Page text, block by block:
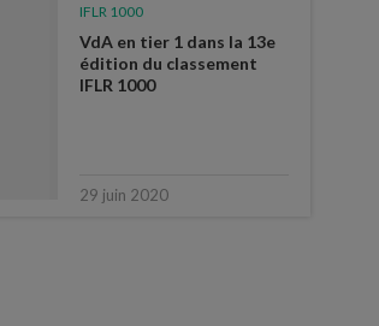
IFLR 1000
VdA en tier 1 dans la 13e
édition du classement
IFLR 1000
29 juin 2020